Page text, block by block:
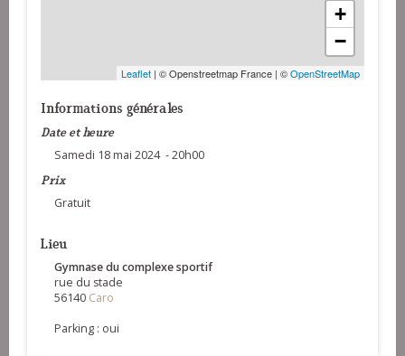
+
−
Leaflet | © Openstreetmap France | ©OpenStreetMap
Informations générales
Date et heure
Samedi 18 mai 2024 - 20h00
Prix
Gratuit
Lieu
Gymnase du complexe sportif
rue du stade
56140 Caro
Parking : oui